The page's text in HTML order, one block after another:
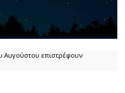
Αυγούστου επιστρέφουν